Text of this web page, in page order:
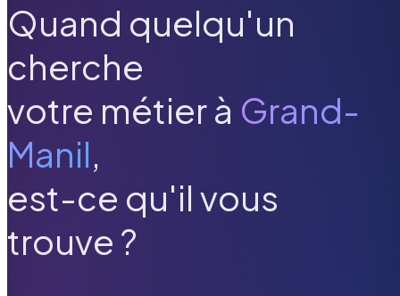
Quand quelqu'un
cherche
votre métier à Grand-
Manil,
est-ce qu'il vous
trouve ?